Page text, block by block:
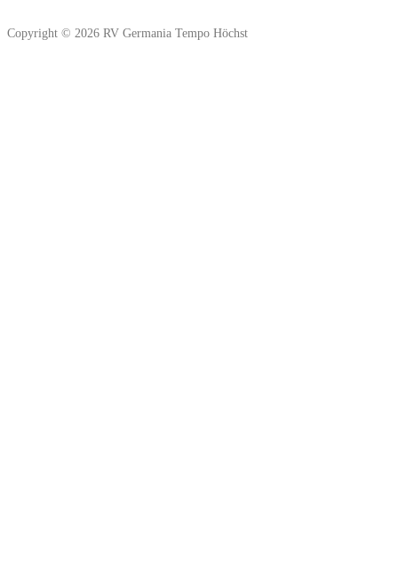
Copyright © 2026 RV Germania Tempo Höchst